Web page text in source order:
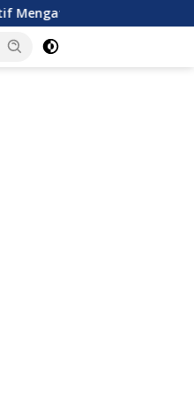
Keluarga Muda